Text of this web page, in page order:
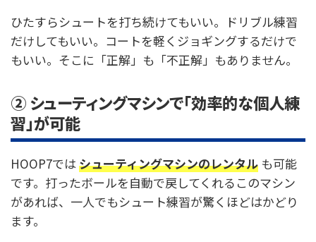
ひたすらシュートを打ち続けてもいい。ドリブル練習
だけしてもいい。コートを軽くジョギングするだけで
もいい。そこに「正解」も「不正解」もありません。
② シューティングマシンで「効率的な個人練
習」が可能
HOOP7ではシューティングマシンのレンタル も可能
です。打ったボールを自動で戻してくれるこのマシン
があれば、一人でもシュート練習が驚くほどはかどり
ます。